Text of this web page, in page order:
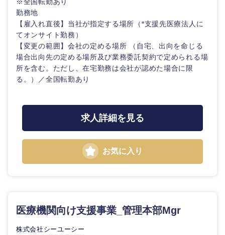
海外
勤務地
【雇入れ直後】当社が指定する場所（*支援先医療法人に
てオンサイト勤務）
【変更の範囲】会社の定める場所 （自宅、出向を命じる
場合出向先の定める場所及び業務委託契約で定められる場
所を含む。ただし、在宅勤務は会社が認めた場合に限
る。）／全国転勤あり
求人詳細を見る
お気に入り
医療機関向け支援事業_管理本部Mgr
株式会社シーユーシー